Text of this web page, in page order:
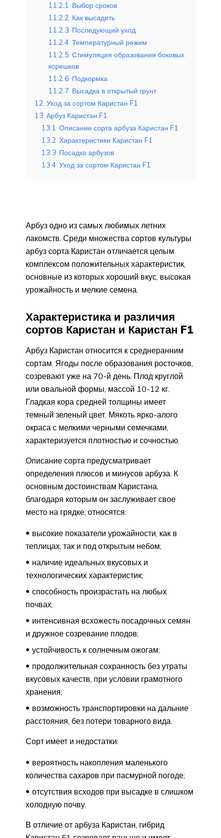
11.2.1 Выбор сроков
11.2.2 Как высадить
11.2.3 Последующий уход
11.2.4 Температурный режим
11.2.5 Стимуляция образования боковых
корешков
11.2.6 Подкормка
11.2.7 Высадка в открытый грунт
12 Уход за сортом Каристан F1
13 Арбуз Каристан F1
13.1 Описание сорта арбуза Каристан F1
13.2 Характеристики Каристан F1
13.3 Посадка арбузов
13.4 Уход за сортом Каристан F1
Арбуз одно из самых любимых летних
лакомств. Среди множества сортов культуры
арбуз сорта Каристан отличается целым
комплексом положительных характеристик,
основные из которых хороший вкус, высокая
урожайность и мелкие семена.
Характеристика и различия
сортов Каристан и Каристан F1
Арбуз Каристан относится к среднеранним
сортам. Ягоды после образования росточков,
созревают уже на 70-й день. Плод круглой
или овальной формы, массой 10-12 кг.
Гладкая кора средней толщины имеет
темный зеленый цвет. Мякоть ярко-алого
окраса с мелкими черными семечками,
характеризуется плотностью и сочностью.
Описание сорта предусматривает
определения плюсов и минусов арбуза. К
основным достоинствам Каристана,
благодаря которым он заслуживает свое
место на грядке, относятся:
высокие показатели урожайности, как в
теплицах, так и под открытым небом;
наличие идеальных вкусовых и
технологических характеристик;
способность произрастать на любых
почвах;
интенсивная всхожесть посадочных семян
и дружное созревание плодов;
устойчивость к солнечным ожогам;
продолжительная сохранность без утраты
вкусовых качеств, при условии грамотного
хранения;
возможность транспортировки на дальние
расстояния, без потери товарного вида.
Сорт имеет и недостатки:
вероятность накопления маленького
количества сахаров при пасмурной погоде;
отсутствия всходов при высадке в слишком
холодную почву.
В отличие от арбуза Каристан, гибрид